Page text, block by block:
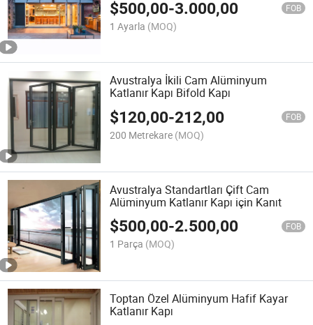
$500,00-3.000,00 FOB
1 Ayarla (MOQ)
Avustralya İkili Cam Alüminyum
Katlanır Kapı Bifold Kapı
$120,00-212,00 FOB
200 Metrekare (MOQ)
Avustralya Standartları Çift Cam
Alüminyum Katlanır Kapı için Kanıt
$500,00-2.500,00 FOB
1 Parça (MOQ)
Toptan Özel Alüminyum Hafif Kayar
Katlanır Kapı